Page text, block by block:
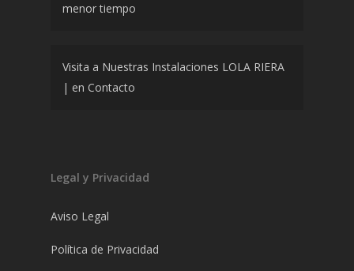
menor tiempo
Visita a Nuestras Instalaciones LOLA RIERA
| en Contacto
Legal y Privacidad
Aviso Legal
Política de Privacidad